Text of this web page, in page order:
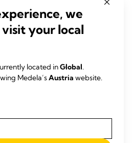
we
your local
located inGlobal.
Medela’sAustria website.